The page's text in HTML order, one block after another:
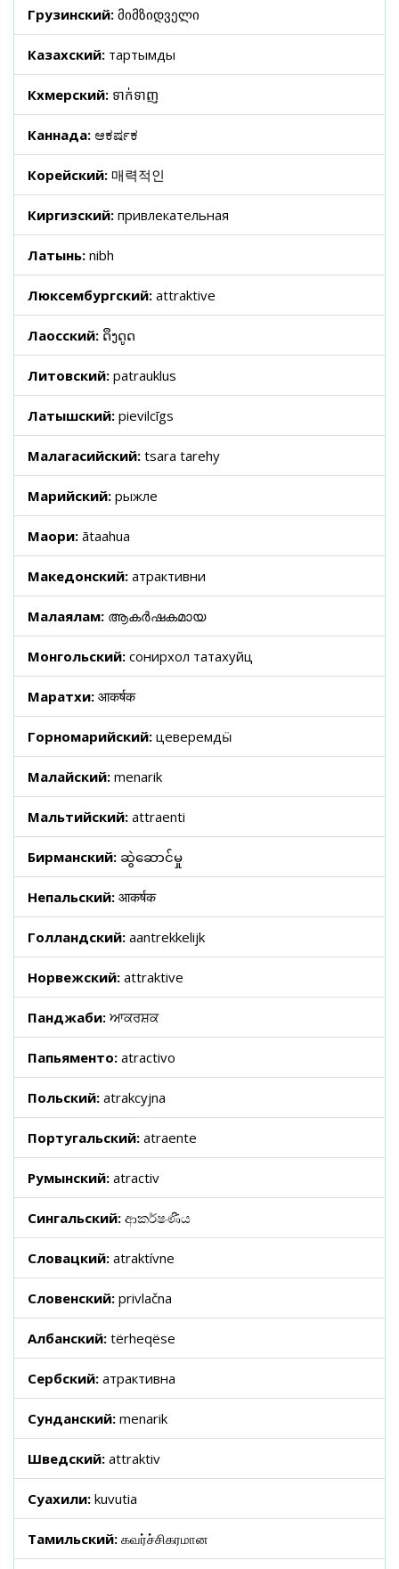
Грузинский: მიმზიდველი
Казахский: тартымды
Кхмерский: ទាក់ទាញ
Каннада: ಆಕರ್ಷಕ
Корейский: 매력적인
Киргизский: привлекательная
Латынь: nibh
Люксембургский: attraktive
Лаосский: ດຶງດູດ
Литовский: patrauklus
Латышский: pievilcīgs
Малагасийский: tsara tarehy
Марийский: рыжле
Маори: ātaahua
Македонский: атрактивни
Малаялам: ആകർഷകമായ
Монгольский: сонирхол татахуйц
Маратхи: आकर्षक
Горномарийский: цеверемдӹ
Малайский: menarik
Мальтийский: attraenti
Бирманский: ဆွဲဆောင်မှု
Непальский: आकर्षक
Голландский: aantrekkelijk
Норвежский: attraktive
Панджаби: ਆਕਰਸ਼ਕ
Папьяменто: atractivo
Польский: atrakcyjna
Португальский: atraente
Румынский: atractiv
Сингальский: ආකර්ෂණීය
Словацкий: atraktívne
Словенский: privlačna
Албанский: tërheqëse
Сербский: атрактивна
Сунданский: menarik
Шведский: attraktiv
Суахили: kuvutia
Тамильский: கவர்ச்சிகரமான